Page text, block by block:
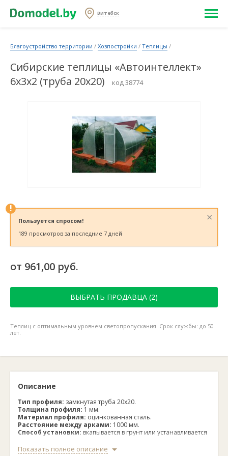
Витебск
Благоустройство территории / Хозпостройки / Теплицы /
Сибирские теплицы «Автоинтеллект»
6х3х2 (труба 20х20)
код 38774
!
×
Пользуется спросом!
189 просмотров за последние 7 дней
от 961,00 руб.
ВЫБРАТЬ ПРОДАВЦА (2)
Теплиц с оптимальным уровнем светопропускания. Срок службы: до 50
лет.
Описание
Тип профиля: замкнутая труба 20х20.
Толщина профиля: 1 мм.
Материал профиля: оцинкованная сталь.
Расстояние между арками: 1000 мм.
Способ установки: вкапывается в грунт или устанавливается
Крепление поликарбоната: саморезы размером 4.2×25 мм
Показать полное описание